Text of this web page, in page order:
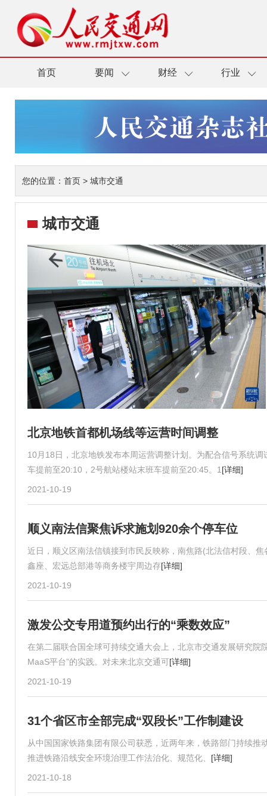
首页 要闻 财经 行业
您的位置： 首页 > 城市交通
城市交通
北京地铁首都机场线等运营时间调整
10月18日，北京地铁发布本周运营调整计划。为配合信号系统
车提前至20:10，2号航站楼站末班车提前至20:45。1 [详细]
2021-10-19
顺义南法信聚焦诉求施划920余个停车位
近日，顺义区南法信镇接到市民反映称，南焦路(北法信村段、
鑫座、宏远总部港等商务楼宇周边存[详细]
2021-10-19
激发公交专用道预约出行的“乘数效应”
在第二届联合国全球可持续交通大会上，北京市交通发展研究
MaaS平台”的实践。对未来北京交通可[详细]
2021-10-19
31个省区市全部完成“双段长”工作制建设
从中国国家铁路集团有限公司获悉，近两年来，铁路部门持续
推进铁路沿线安全环境治理工作法治化、规范化、 [详细]
2021-10-18